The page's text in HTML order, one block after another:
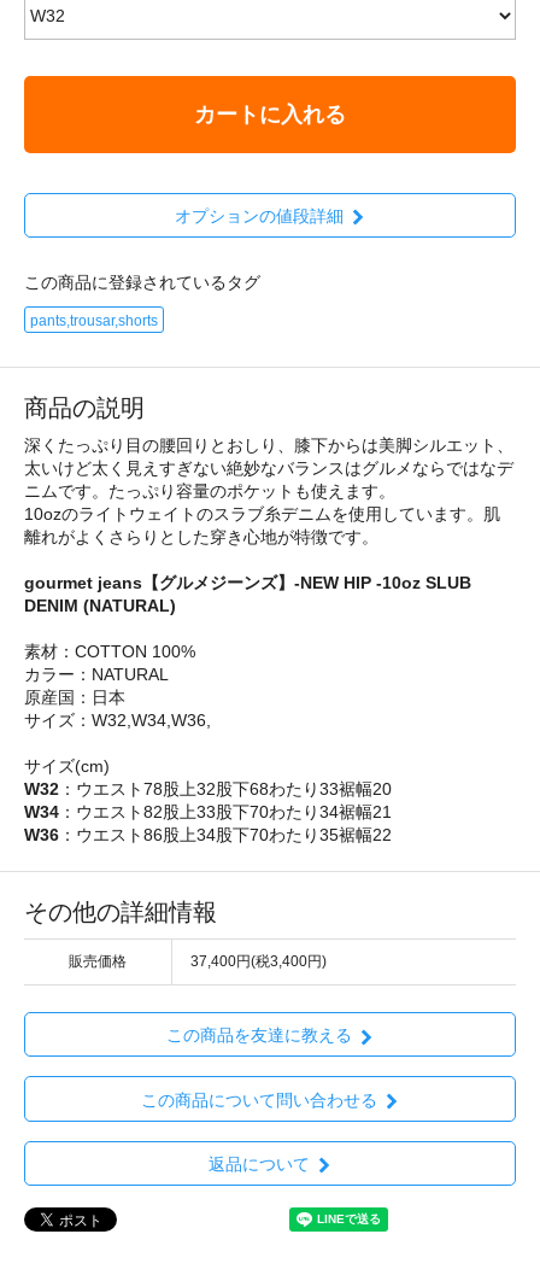
カートに入れる
オプションの値段詳細
この商品に登録されているタグ
pants,trousar,shorts
商品の説明
深くたっぷり目の腰回りとおしり、膝下からは美脚シルエット、
太いけど太く見えすぎない絶妙なバランスはグルメならではなデ
ニムです。たっぷり容量のポケットも使えます。
10ozのライトウェイトのスラブ糸デニムを使用しています。肌
離れがよくさらりとした穿き心地が特徴です。
gourmet jeans【グルメジーンズ】-NEW HIP -10oz SLUB
DENIM (NATURAL)
素材：COTTON 100%
カラー：NATURAL
原産国：日本
サイズ：W32,W34,W36,
サイズ(cm)
W32 ：ウエスト78股上32股下68わたり33裾幅20
W34 ：ウエスト82股上33股下70わたり34裾幅21
W36 ：ウエスト86股上34股下70わたり35裾幅22
その他の詳細情報
販売価格 37,400円(税3,400円)
この商品を友達に教える
この商品について問い合わせる
返品について